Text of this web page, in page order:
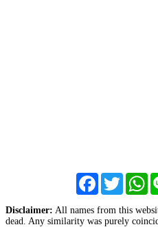
FacebookTwitter
Disclaimer: All names from this
dead. Any similarity was purely